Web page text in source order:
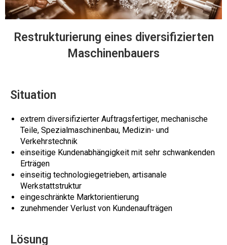
Restrukturierung eines diversifizierten
Maschinenbauers
Situation
extrem diversifizierter Auftragsfertiger, mechanische
Teile, Spezialmaschinenbau, Medizin- und
Verkehrstechnik
einseitige Kundenabhängigkeit mit sehr schwankenden
Erträgen
einseitig technologiegetrieben, artisanale
Werkstattstruktur
eingeschränkte Marktorientierung
zunehmender Verlust von Kundenaufträgen
Lösung